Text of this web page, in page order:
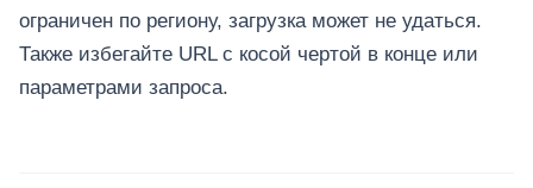
ограничен по региону, загрузка может не удаться.
Также избегайте URL с косой чертой в конце или
параметрами запроса.